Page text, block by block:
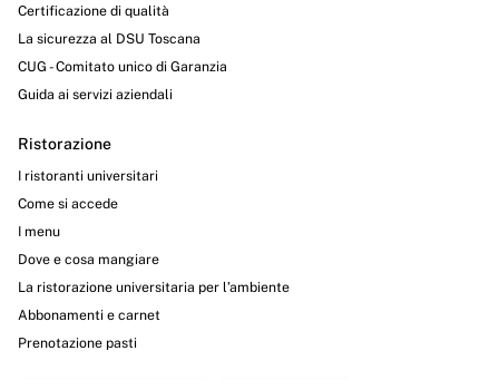
Certificazione di qualità
La sicurezza al DSU Toscana
CUG - Comitato unico di Garanzia
Guida ai servizi aziendali
Ristorazione
I ristoranti universitari
Come si accede
I menu
Dove e cosa mangiare
La ristorazione universitaria per l’ambiente
Abbonamenti e carnet
Prenotazione pasti